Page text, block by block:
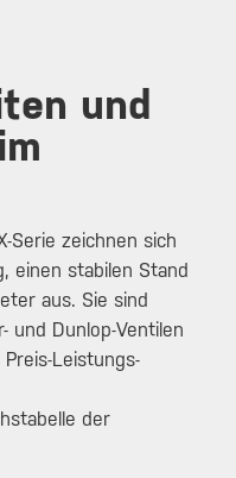
und
Serie zeichnen sich
einen stabilen Stand
aus. Sie sind
und Dunlop-Ventilen
Leistungs-
der